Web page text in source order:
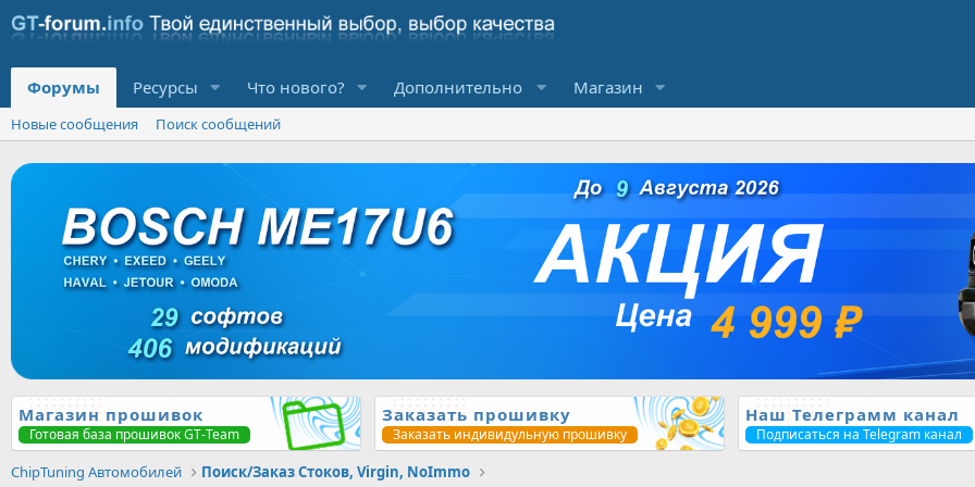
Форумы Ресурсы Что нового? Дополнительно Магазин
Новые сообщения Поиск сообщений
Магазин прошивок
Готовая база прошивок GT-Team
Заказать прошивку
Заказать индивидульную прошивку
Наш Телеграмм канал
Подписаться на Telegram канал
ChipTuning Автомобилей Поиск/Заказ Стоков, Virgin, NoImmo